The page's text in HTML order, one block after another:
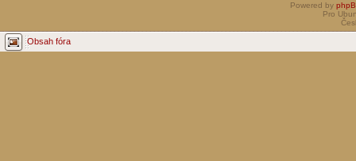
Powered by
Pro
Obsah fóra